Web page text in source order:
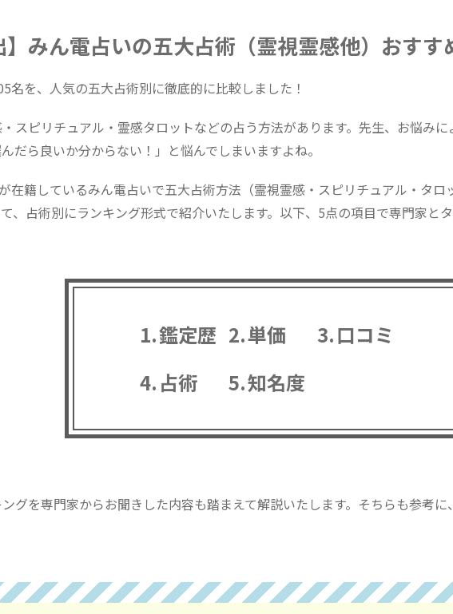
みん電占いの五大占術（霊視霊感他）おすす
名を、人気の五大占術別に徹底的に比較しました！
スピリチュアル・霊感タロットなどの占う方法があります。先生、お悩み
だら良いか分からない！」と悩んでしまいますよね。
在籍しているみん電占いで五大占術方法（霊視霊感・スピリチュアル・タ
、占術別にランキング形式で紹介いたします。以下、5点の項目で専門家と
鑑定歴 単価
口コミ
占術
知名度
グを専門家からお聞きした内容も踏まえて解説いたします。そちらも参考